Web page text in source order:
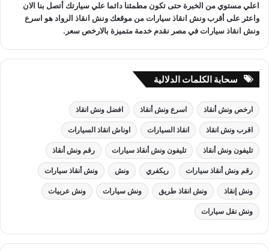
اعلي مستوي من الخبرة حتى تكون مطمئنا دائما علي سيارتك أتصل بنا الان
واعثر علىأقرب ونش انقاذ سياراتمن موقعك ونش انقاذ الرواد هو اسرع
ونش انقاذ سياراتفي مصر نقدم خدمة متميزة بالارخص سعر.
سحابة الكلمات الدلالية
ارخص ونش أنقاذ اسرع ونش أنقاذ افضل ونش انقاذ
اقرب ونش انقاذ انقاذ السيارات اوناش انقاذ السيارات
تليفون ونش أنقاذ تليفون ونش أنقاذ سيارات رقم ونش أنقاذ
رقم ونش أنقاذ سيارات ريكفري ونش ونش أنقاذ سيارات
ونش إنقاذ ونش انقاذ طريق ونش سيارات ونش عربيات
ونش نقل سيارات